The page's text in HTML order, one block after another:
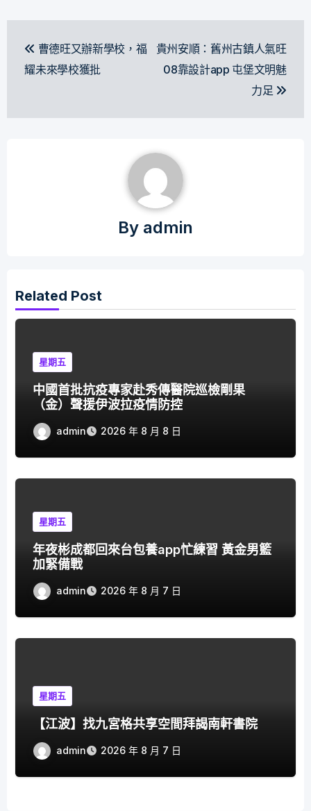
章
曹德旺又辦新學校，福
耀未來學校獲批
貴州安順：舊州古鎮人氣旺
08靠設計app 屯堡文明魅
力足
By admin
Related Post
星期五
中國首批抗疫專家赴秀傳醫院巡檢剛果
（金）聲援伊波拉疫情防控
admin 2026 年 8 月 8 日
星期五
年夜彬成都回來台包養app忙練習 黃金男籃
加緊備戰
admin 2026 年 8 月 7 日
星期五
【江波】找九宮格共享空間拜謁南軒書院
admin 2026 年 8 月 7 日